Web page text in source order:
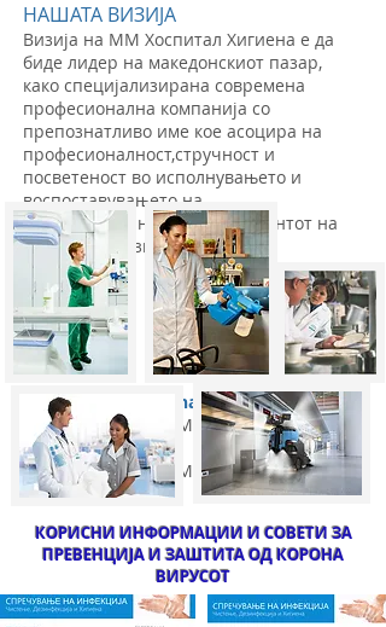
НАШАТА ВИЗИЈА
Визија на ММ Хоспитал Хигиена е да
биде лидер на македонскиот пазар,
како специјализирана современа
професионална компанија со
препознатливо име кое асоцира на
професионалност,стручност и
посветеност во исполнувањето и
воспоставувањето на
највисоки стандарди во сегментот на
Хигиена и Дезинфекција.
MM Hospital Higiena :ISO 9001 :
2015 CERTIFIED COMPANY
ISO 14001 :
2015 CERTIFIED COMPANY
КОРИСНИ ИНФОРМАЦИИ И СОВЕТИ ЗА
ПРЕВЕНЦИЈА И ЗАШТИТА ОД КОРОНА
ВИРУСОТ